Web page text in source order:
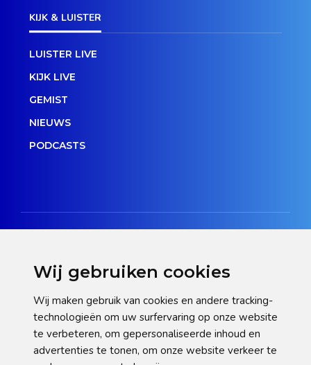
Wij gebruiken cookies
Wij maken gebruik van cookies en andere tracking-
technologieën om uw surfervaring op onze website
te verbeteren, om gepersonaliseerde inhoud en
advertenties te tonen, om onze website verkeer te
KIJK & LUISTER
LUISTER LIVE
KIJK LIVE
GEMIST
NIEUWS
PODCASTS
Privacy verklaring
Cookie statement